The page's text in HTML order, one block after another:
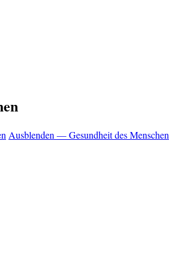
Ausblenden — Gesundheit des Menschen